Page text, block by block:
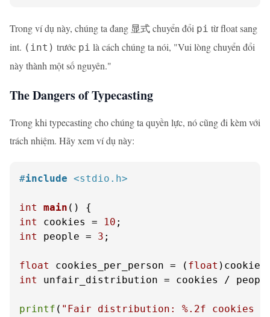
Trong ví dụ này, chúng ta đang 显式 chuyển đổi pi từ float sang
int. (int) trước pi là cách chúng ta nói, "Vui lòng chuyển đổi
này thành một số nguyên."
The Dangers of Typecasting
Trong khi typecasting cho chúng ta quyền lực, nó cũng đi kèm với
trách nhiệm. Hãy xem ví dụ này:
#include <stdio.h>
int main ()
int
cookies = 10
int
people = 3 ;
float cookies_per_person = ( float
int
unfair_distribution = cookies /
printf ( "Fair distribution: %.2f cookies